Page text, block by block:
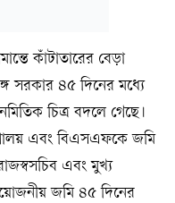
কাঁটাতারের বেড়া
সরকার ৪৫ দিনের মধ্যে
চিত্র বদলে গেছে।
এবং বিএসএফকে জমি
এবং মুখ্য
জমি ৪৫ দিনের